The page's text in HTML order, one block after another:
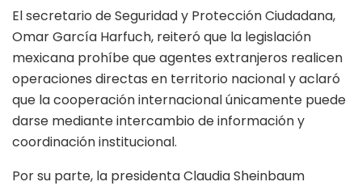
El secretario de Seguridad y Protección Ciudadana,
Omar García Harfuch, reiteró que la legislación
mexicana prohíbe que agentes extranjeros realicen
operaciones directas en territorio nacional y aclaró
que la cooperación internacional únicamente puede
darse mediante intercambio de información y
coordinación institucional.
Por su parte, la presidenta Claudia Sheinbaum